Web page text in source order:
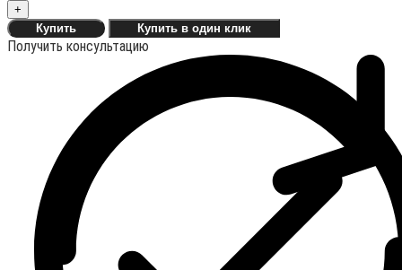
+
Купить
Купить в один клик
Получить консультацию